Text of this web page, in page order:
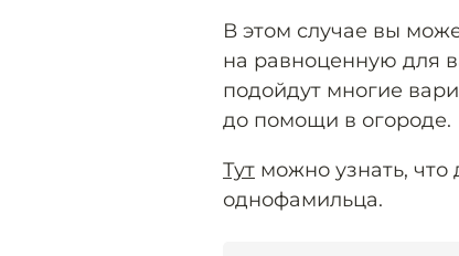
В этом случае вы
на равноценную для
подойдут многие
до помощи в огороде.
Тут можно узнать, что
однофамильца.